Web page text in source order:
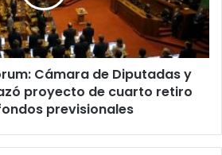
Cámara de Diputadas y
proyecto de cuarto retiro
previsionales